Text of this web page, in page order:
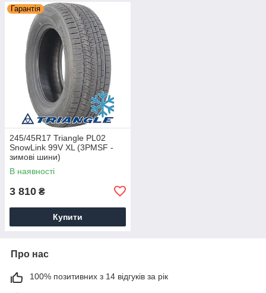
Гарантія
245/45R17 Triangle PL02
SnowLink 99V XL (3PMSF -
зимові шини)
В наявності
3 810 ₴
Купити
Про нас
100% позитивних з 14 відгуків за рік